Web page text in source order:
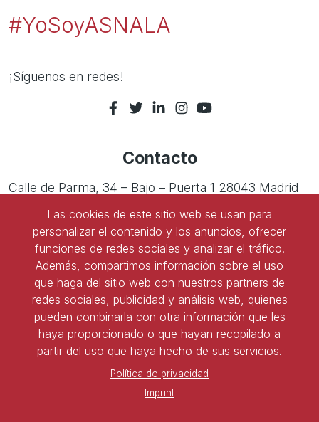
#YoSoyASNALA
¡Síguenos en redes!
Contacto
Calle de Parma, 34 – Bajo – Puerta 1 28043 Madrid
91 543 45 47
91 827 85 68
Ser socio de ASNALA
Forma parte de la asociación y benefíciate de todas
las ventajas
Las cookies de este sitio web se usan para
personalizar el contenido y los anuncios, ofrecer
funciones de redes sociales y analizar el tráfico.
Además, compartimos información sobre el uso
que haga del sitio web con nuestros partners de
redes sociales, publicidad y análisis web, quienes
pueden combinarla con otra información que les
haya proporcionado o que hayan recopilado a
partir del uso que haya hecho de sus servicios.
Política de privacidad
Imprint